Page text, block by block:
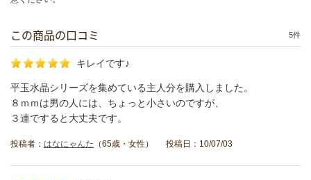
この商品の口コミ 5件
キレイです♪
平玉水晶シリーズを集めている主人分を購入しました。
８ｍｍは男の人には、ちょっと小さいのですが、
３連ですると大丈夫です。
投稿者： はなにゃんた （65歳・女性） 投稿日：10/07/03